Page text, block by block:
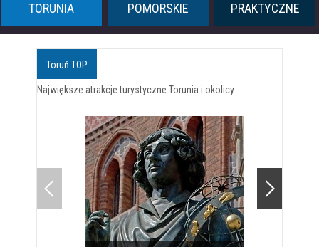
TORUNIA
POMORSKIE
PRAKTYCZNE
Toruń TOP
Największe atrakcje turystyczne Torunia i okolicy